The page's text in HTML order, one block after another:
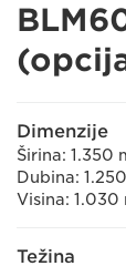
Dimenzije
Širina: 1.350
Dubina:
Visina: 1.030
Težina